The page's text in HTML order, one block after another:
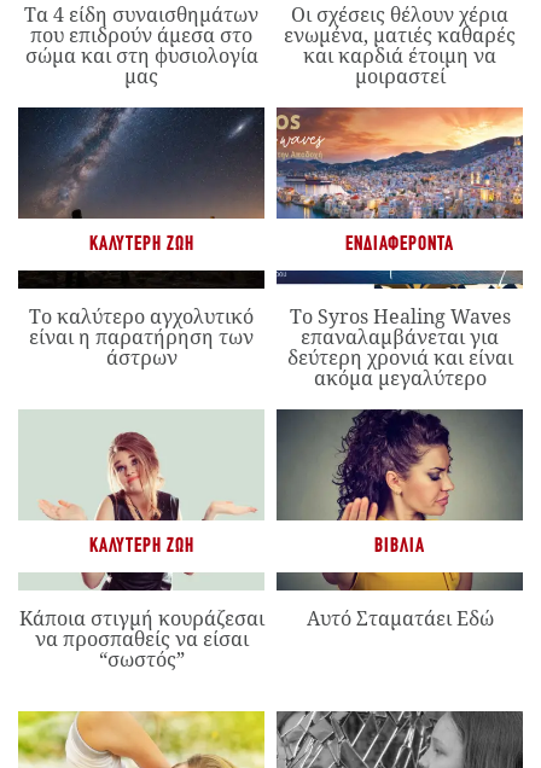
Τα 4 είδη συναισθημάτων
που επιδρούν άμεσα στο
σώμα και στη φυσιολογία
μας
Οι σχέσεις θέλουν χέρια
ενωμένα, ματιές καθαρές
και καρδιά έτοιμη να
μοιραστεί
ΚΑΛΎΤΕΡΗ ΖΩΉ
Το καλύτερο αγχολυτικό
είναι η παρατήρηση των
άστρων
ΕΝΔΙΑΦΈΡΟΝΤΑ
Το Syros Healing Waves
επαναλαμβάνεται για
δεύτερη χρονιά και είναι
ακόμα μεγαλύτερο
ΚΑΛΎΤΕΡΗ ΖΩΉ
Κάποια στιγμή κουράζεσαι
να προσπαθείς να είσαι
“σωστός”
ΒΙΒΛΊΑ
Αυτό Σταματάει Εδώ